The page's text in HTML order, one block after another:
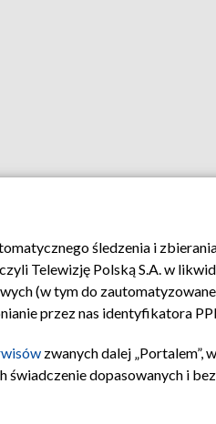
śledzenia i
Telewizję Polską S.A. w
(w tym do
przez nas identyfikatora
zwanych dalej
dopasowanych i